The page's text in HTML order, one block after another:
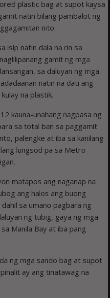
plastic bag at supot kaysa
natin bilang pambalot ng
nito.
isip natin dala na rin sa
gamit ng mga
sa daluyan ng mga
natin na dati ang
na plastik.
kauna-unahang nagpasa ng
sa total ban sa paggamit
palengke at iba sa kanilang
lungsod pa sa Metro
matapos ang naganap na
ang halos ang buong
sa umano pagbara ng
ng tubig, gaya ng mga
Manila Bay at iba pang
ng mga sando bag at supot
ay ang tinatawag na